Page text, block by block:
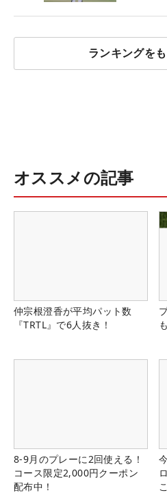
ランキングを
オススメの記事
仲宗根澄香が平均パット数
『TRTL』で6人抜き！
8-9月のプレーに2回使える！
コース限定2,000円クーポン
配布中！